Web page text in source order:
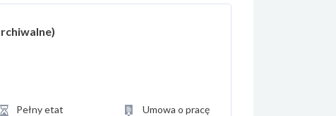
Pełny etat Umowa o pracę